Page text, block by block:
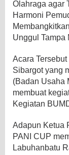
Olahraga agar
Harmoni
Unggul Tampa
Acara
Sibargot yang
(Badan Usaha
membuat
Kegiatan
Adapun Ketua
PANI CUP
Labuhanbatu